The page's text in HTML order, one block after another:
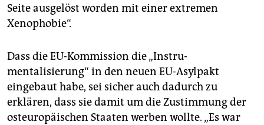
Seite ausgelöst worden mit einer extremen
Xenophobie“.
Dass die EU-Kommission die „In­stru­
mentalisierung“ in den neuen EU-Asylpakt
eingebaut habe, sei sicher auch dadurch zu
erklären, dass sie damit um die Zustimmung der
osteuropäischen Staaten werben wollte. „Es war